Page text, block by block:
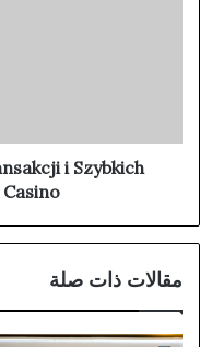
i Szybkich
مقالات ذات صلة